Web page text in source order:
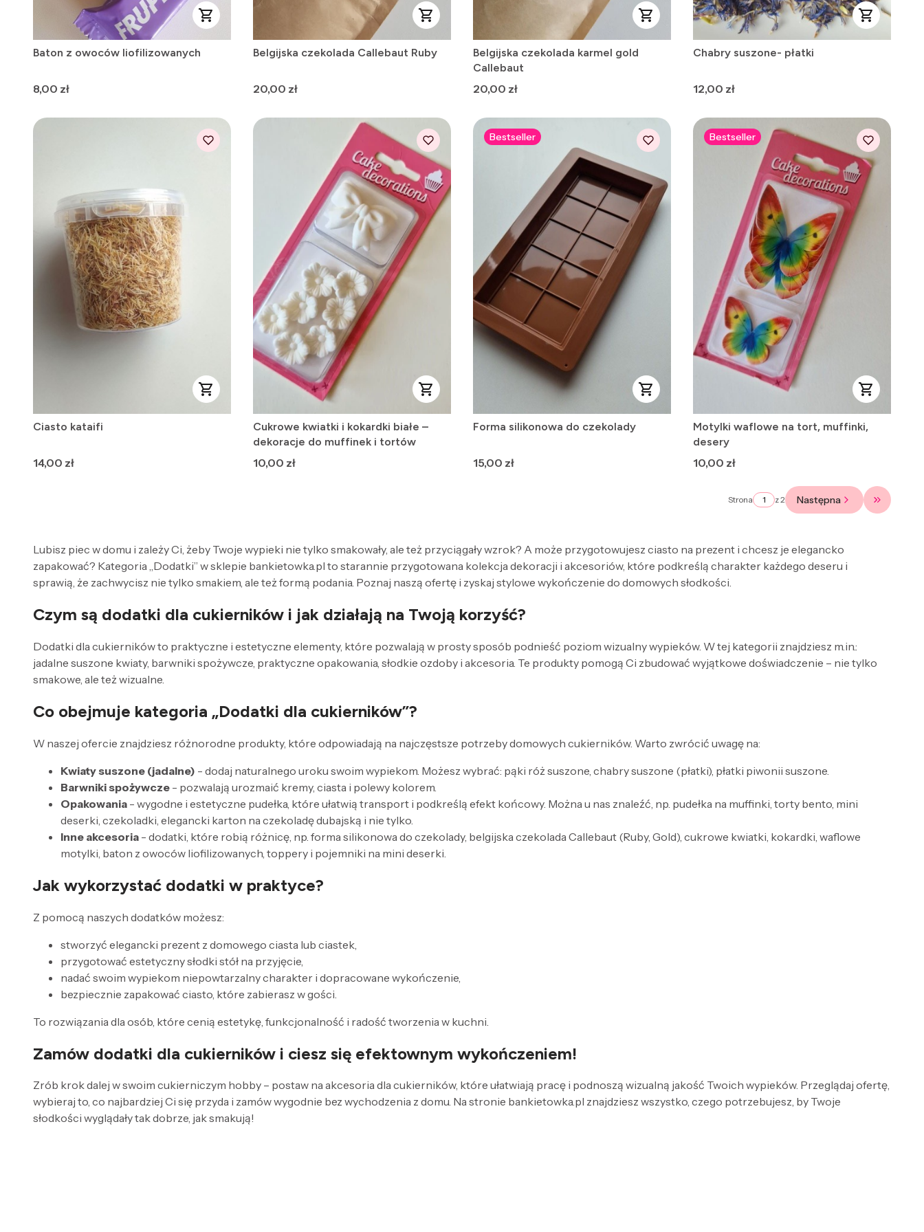
Baton z owoców liofilizowanych
Cena
8,00 zł
Belgijska czekolada Callebaut Ruby
Cena
20,00 zł
Belgijska czekolada karmel gold
Callebaut
Cena
20,00 zł
Chabry suszone- płatki
Cena
12,00 zł
Ciasto kataifi
Cena
14,00 zł
Cukrowe kwiatki i kokardki białe –
dekoracje do muffinek i tortów
Cena
10,00 zł
Bestseller
Forma silikonowa do czekolady
Cena
15,00 zł
Bestseller
Motylki waflowe na tort, muffinki,
desery
Cena
10,00 zł
Strona z 2 Następna Przejdź
Lubisz piec w domu i zależy Ci, żeby Twoje wypieki nie tylko smakowały, ale też przyciągały wzrok? A może przygotowujesz ciasto na prezent i chcesz je elegancko
zapakować? Kategoria „Dodatki” w sklepie bankietowka.pl to starannie przygotowana kolekcja dekoracji i akcesoriów, które podkreślą charakter każdego deseru i
sprawią, że zachwycisz nie tylko smakiem, ale też formą podania. Poznaj naszą ofertę i zyskaj stylowe wykończenie do domowych słodkości.
Czym są dodatki dla cukierników i jak działają na Twoją korzyść?
Dodatki dla cukierników to praktyczne i estetyczne elementy, które pozwalają w prosty sposób podnieść poziom wizualny wypieków. W tej kategorii znajdziesz m.in.:
jadalne suszone kwiaty, barwniki spożywcze, praktyczne opakowania, słodkie ozdoby i akcesoria. Te produkty pomogą Ci zbudować wyjątkowe doświadczenie – nie tylko
smakowe, ale też wizualne.
Co obejmuje kategoria „Dodatki dla cukierników”?
W naszej ofercie znajdziesz różnorodne produkty, które odpowiadają na najczęstsze potrzeby domowych cukierników. Warto zwrócić uwagę na:
Kwiaty suszone (jadalne) - dodaj naturalnego uroku swoim wypiekom. Możesz wybrać: pąki róż suszone, chabry suszone (płatki), płatki piwonii suszone.
Barwniki spożywcze - pozwalają urozmaić kremy, ciasta i polewy kolorem.
Opakowania - wygodne i estetyczne pudełka, które ułatwią transport i podkreślą efekt końcowy. Można u nas znaleźć, np. pudełka na muffinki, torty bento, mini
deserki, czekoladki, elegancki karton na czekoladę dubajską i nie tylko.
Inne akcesoria - dodatki, które robią różnicę, np. forma silikonowa do czekolady, belgijska czekolada Callebaut (Ruby, Gold), cukrowe kwiatki, kokardki, waflowe
motylki, baton z owoców liofilizowanych, toppery i pojemniki na mini deserki.
Jak wykorzystać dodatki w praktyce?
Z pomocą naszych dodatków możesz:
stworzyć elegancki prezent z domowego ciasta lub ciastek,
przygotować estetyczny słodki stół na przyjęcie,
nadać swoim wypiekom niepowtarzalny charakter i dopracowane wykończenie,
bezpiecznie zapakować ciasto, które zabierasz w gości.
To rozwiązania dla osób, które cenią estetykę, funkcjonalność i radość tworzenia w kuchni.
Zamów dodatki dla cukierników i ciesz się efektownym wykończeniem!
Zrób krok dalej w swoim cukierniczym hobby – postaw na akcesoria dla cukierników, które ułatwiają pracę i podnoszą wizualną jakość Twoich wypieków. Przeglądaj ofertę,
wybieraj to, co najbardziej Ci się przyda i zamów wygodnie bez wychodzenia z domu. Na stronie bankietowka.pl znajdziesz wszystko, czego potrzebujesz, by Twoje
słodkości wyglądały tak dobrze, jak smakują!